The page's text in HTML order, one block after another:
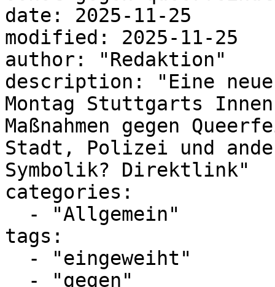
date: 2025-11-25
modified: 2025-11-25
author: "Redaktion"
description: "Eine
Montag Stuttgarts
Maßnahmen gegen
Stadt, Polizei und
Symbolik? Direktlink"
categories:
tags: